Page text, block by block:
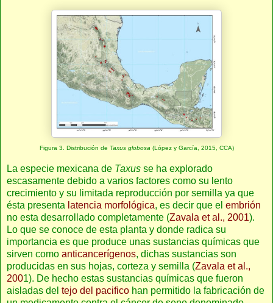
Figura 3. Distribución de Taxus globosa(López y García, 2015, CCA)
La especie mexicana de Taxus se ha explorado
escasamente debido a varios factores como su lento
crecimiento y su limitada reproducción por semilla ya que
ésta presenta latencia morfológica, es decir que el embrión
no esta desarrollado completamente (Zavala et al., 2001).
Lo que se conoce de esta planta y donde radica su
importancia es que produce unas sustancias químicas que
sirven como anticancerígenos, dichas sustancias son
producidas en sus hojas, corteza y semilla (Zavala et al.,
2001). De hecho estas sustancias químicas que fueron
aisladas del tejo del pacifico han permitido la fabricación de